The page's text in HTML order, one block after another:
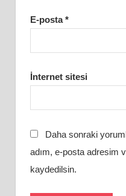
E-posta*
İnternet sitesi
Daha sonraki
adım, e-posta adresim
kaydedilsin.